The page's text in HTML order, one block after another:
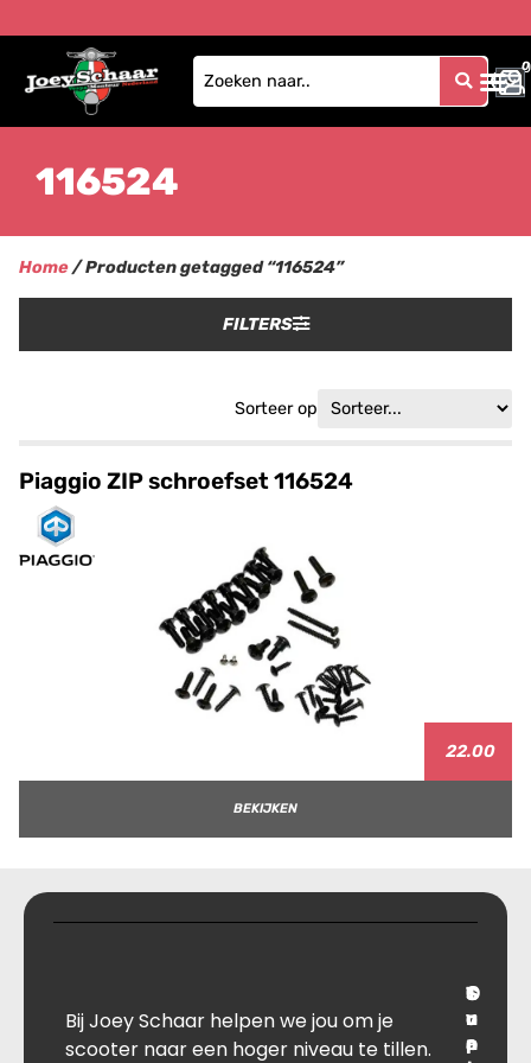
0
0
116524
Home/ Producten getagged “116524”
FILTERS
Sorteer op
Piaggio ZIP schroefset 116524
22.00
BEKIJKEN
Bij Joey Schaar helpen we jou om je
scooter naar een hoger niveau te tillen.
T
r
a
O
v
e
S
u
p
C
o
n